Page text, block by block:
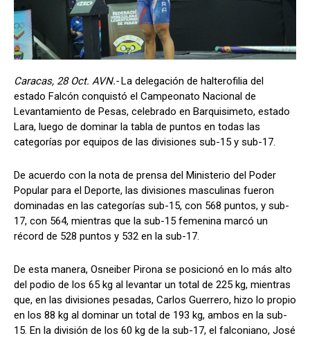
Caracas, 28 Oct. AVN.-La delegación de halterofilia del
estado Falcón conquistó el Campeonato Nacional de
Levantamiento de Pesas, celebrado en Barquisimeto, estado
Lara, luego de dominar la tabla de puntos en todas las
categorías por equipos de las divisiones sub-15 y sub-17.
De acuerdo con la nota de prensa del Ministerio del Poder
Popular para el Deporte, las divisiones masculinas fueron
dominadas en las categorías sub-15, con 568 puntos, y sub-
17, con 564, mientras que la sub-15 femenina marcó un
récord de 528 puntos y 532 en la sub-17.
De esta manera, Osneiber Pirona se posicionó en lo más alto
del podio de los 65 kg al levantar un total de 225 kg, mientras
que, en las divisiones pesadas, Carlos Guerrero, hizo lo propio
en los 88 kg al dominar un total de 193 kg, ambos en la sub-
15. En la división de los 60 kg de la sub-17, el falconiano, José